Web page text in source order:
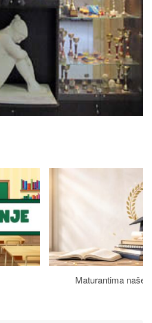
Maturantima naše